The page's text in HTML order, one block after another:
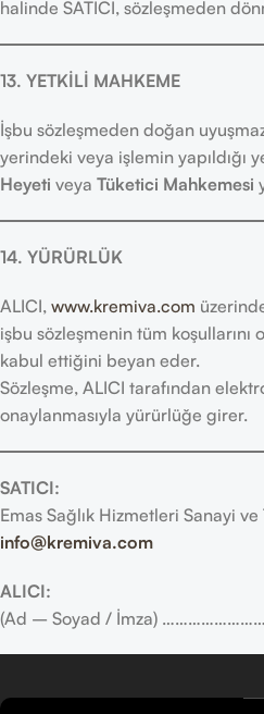
halinde SATICI, sözleşmeden
13. YETKİLİ MAHKEME
İşbu sözleşmeden doğan
yerindeki veya işlemin yapıldığı
Heyeti veya Tüketici Mahkemesi
14. YÜRÜRLÜK
ALICI, www.kremiva.com
işbu sözleşmenin tüm koşullarını
kabul ettiğini beyan eder.
Sözleşme, ALICI tarafından
onaylanmasıyla yürürlüğe girer.
SATICI:
Emas Sağlık Hizmetleri Sanayi
info@kremiva.com
ALICI:
(Ad – Soyad / İmza)